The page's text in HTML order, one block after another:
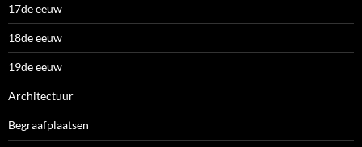
17de eeuw
18de eeuw
19de eeuw
Architectuur
Begraafplaatsen